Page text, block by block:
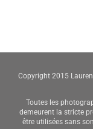
Copyright 2015
Toutes les
demeurent la stricte
être utilisées sans